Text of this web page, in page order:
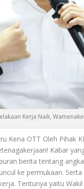
Kerja Naik,
Kena OTT Oleh Pihak
Kabar
berita tentang
ke permukaan.
Tentunya yaitu